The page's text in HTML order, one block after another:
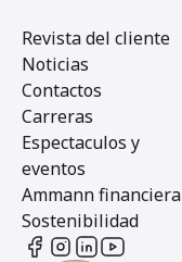
Revista del cliente
Noticias
Contactos
Carreras
Espectaculos y
eventos
Ammann financiera
Sostenibilidad